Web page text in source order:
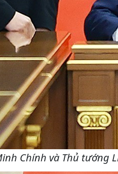
Chính và Thủ tướng